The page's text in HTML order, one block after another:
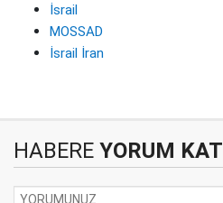
İsrail
MOSSAD
İsrail İran
HABERE YORUM KAT